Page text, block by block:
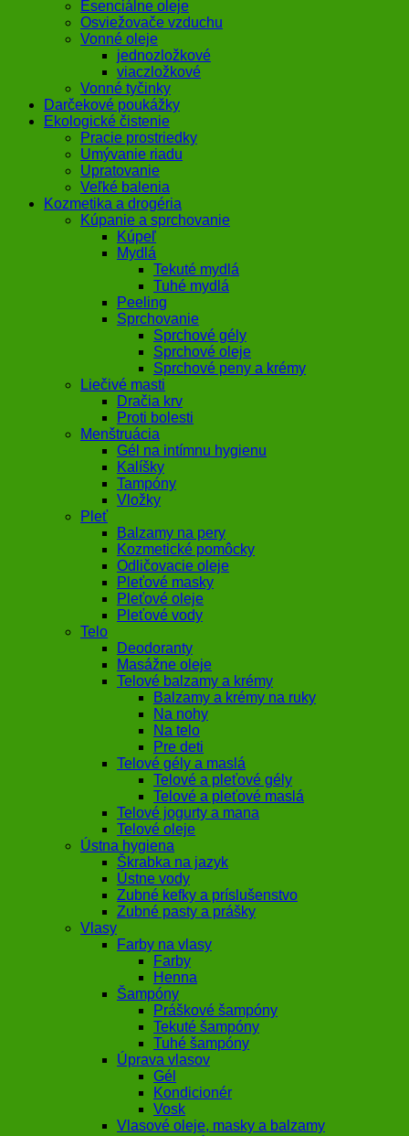
Esenciálne oleje
Osviežovače vzduchu
Vonné oleje
jednozložkové
viaczložkové
Vonné tyčinky
Darčekové poukážky
Ekologické čistenie
Pracie prostriedky
Umývanie riadu
Upratovanie
Veľké balenia
Kozmetika a drogéria
Kúpanie a sprchovanie
Kúpeľ
Mydlá
Tekuté mydlá
Tuhé mydlá
Peeling
Sprchovanie
Sprchové gély
Sprchové oleje
Sprchové peny a krémy
Liečivé masti
Dračia krv
Proti bolesti
Menštruácia
Gél na intímnu hygienu
Kalíšky
Tampóny
Vložky
Pleť
Balzamy na pery
Kozmetické pomôcky
Odličovacie oleje
Pleťové masky
Pleťové oleje
Pleťové vody
Telo
Deodoranty
Masážne oleje
Telové balzamy a krémy
Balzamy a krémy na ruky
Na nohy
Na telo
Pre deti
Telové gély a maslá
Telové a pleťové gély
Telové a pleťové maslá
Telové jogurty a mana
Telové oleje
Ústna hygiena
Škrabka na jazyk
Ústne vody
Zubné kefky a príslušenstvo
Zubné pasty a prášky
Vlasy
Farby na vlasy
Farby
Henna
Šampóny
Práškové šampóny
Tekuté šampóny
Tuhé šampóny
Úprava vlasov
Gél
Kondicionér
Vosk
Vlasové oleje, masky a balzamy